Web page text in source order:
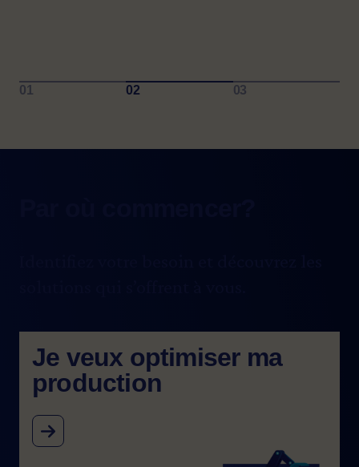
Je veux optimiser ma
production​